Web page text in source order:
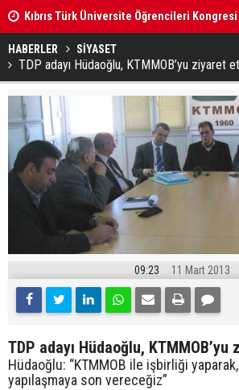
Kıbrıs Türk Üniversite Öğrencileri
sürüyor
HABERLER SİYASET
TDP adayı Hüdaoğlu, KTMMOB’yu ziyaret
09:23 11 Mart 2013
TDP adayı Hüdaoğlu,
Hüdaoğlu: “KTMMOB ile işbirliği
yapılaşmaya son vereceğiz”